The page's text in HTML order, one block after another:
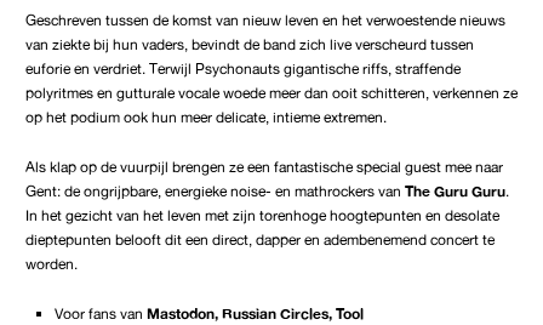
Geschreven tussen de komst van nieuw leven en het verwoestende nieuws
van ziekte bij hun vaders, bevindt de band zich live verscheurd tussen
euforie en verdriet. Terwijl Psychonauts gigantische riffs, straffende
polyritmes en gutturale vocale woede meer dan ooit schitteren, verkennen ze
op het podium ook hun meer delicate, intieme extremen.
Als klap op de vuurpijl brengen ze een fantastische special guest mee naar
Gent: de ongrijpbare, energieke noise- en mathrockers van The Guru Guru.
In het gezicht van het leven met zijn torenhoge hoogtepunten en desolate
dieptepunten belooft dit een direct, dapper en adembenemend concert te
worden.
Voor fans van Mastodon, Russian Circles, Tool